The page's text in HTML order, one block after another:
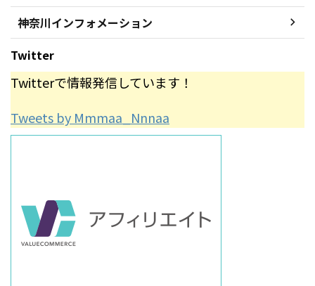
神奈川インフォメーション
Twitter
Twitterで情報発信しています！
Tweets by Mmmaa_Nnnaa